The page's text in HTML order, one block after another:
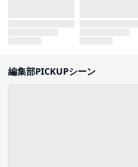
編集部PICKUPシーン